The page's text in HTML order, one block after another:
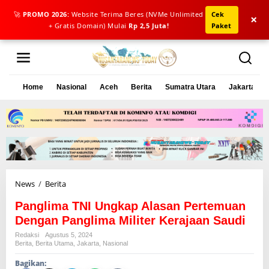
🚀 PROMO 2026: Website Terima Beres (NVMe Unlimited
+ Gratis Domain) Mulai Rp 2,5 Juta!
Cek
Paket
×
L
Home Nasional Aceh Berita Sumatra Utara Jakarta
News / Berita
n
g
i
m
Panglima TNI Ungkap Alasan Pertemuan
Dengan Panglima Militer Kerajaan Saudi
Redaksi
Agustus 5, 2024
Berita Berita Utama Jakarta Nasional
Bagikan: